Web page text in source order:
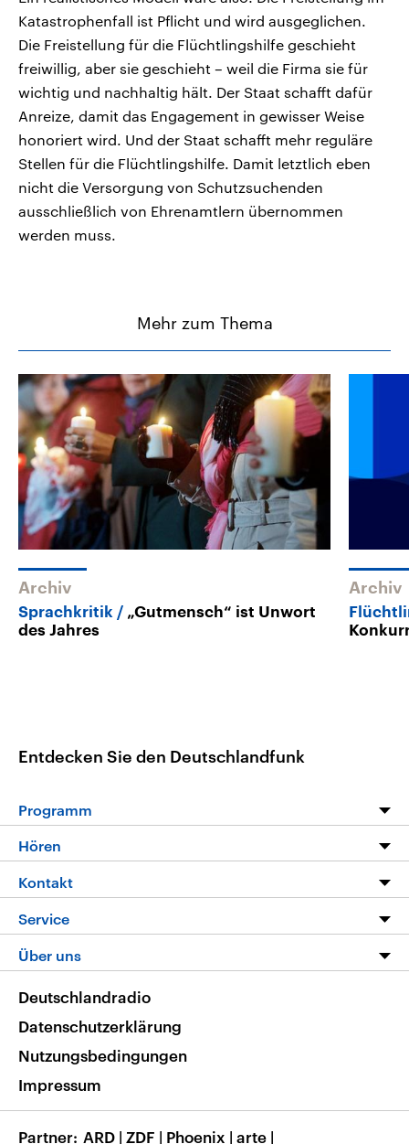
Katastrophenfall ist Pflicht und wird ausgeglichen.
Die Freistellung für die Flüchtlingshilfe geschieht
freiwillig, aber sie geschieht – weil die Firma sie für
wichtig und nachhaltig hält. Der Staat schafft dafür
Anreize, damit das Engagement in gewisser Weise
honoriert wird. Und der Staat schafft mehr reguläre
Stellen für die Flüchtlingshilfe. Damit letztlich eben
nicht die Versorgung von Schutzsuchenden
ausschließlich von Ehrenamtlern übernommen
werden muss.
Mehr zum Thema
Archiv
Sprachkritik
„Gutmensch“ ist Unwort
des Jahres
Archiv
Entdecken Sie den Deutschlandfunk
Programm
Programm
Die Nachrichten
Nachrichtenleicht
Neue Beiträge auf dlf.de
Hören
Livestream
Podcasts
Deutschlandfunk App
Nachrichten App
Frequenzen
Kontakt
Hörerservice
Service
FAQ
Veranstaltungen
Musikliste
RSS
Über uns
Barrierefreiheit
Deutschlandradio
Datenschutzerklärung
Nutzungsbedingungen
Impressum
Partner ARD | ZDF | Phoenix | arte |